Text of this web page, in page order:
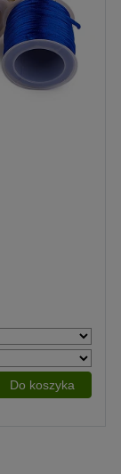
Do koszyka